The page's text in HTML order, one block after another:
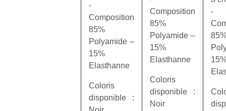
‐
Composition
85%
Polyamide –
15%
Elasthanne
Coloris
disponible :
Composition
85%
Polyamide –
15%
Elasthanne
Coloris
disponible :
Noir
‐